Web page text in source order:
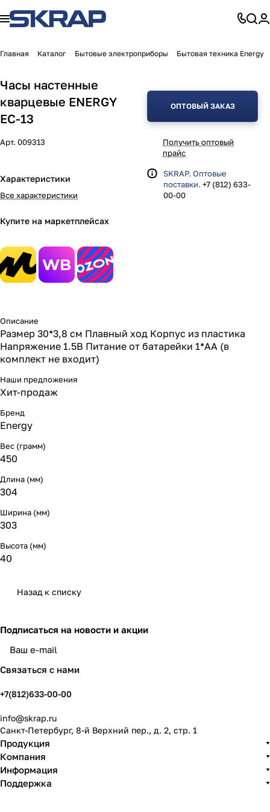
Главная Каталог Бытовые электроприборы Бытовая техника Energy
Часы настенные
кварцевые ENERGY
ЕС-13
Арт. 009313
Характеристики
Все характеристики
Купите на маркетплейсах
ОПТОВЫЙ ЗАКАЗ
Получить оптовый
прайс
SKRAP. Оптовые
поставки. +7 (812) 633-
00-00
Описание
Размер 30*3,8 см Плавный ход Корпус из пластика
Напряжение 1.5В Питание от батарейки 1*АА (в
комплект не входит)
Наши предложения
Хит-продаж
Бренд
Energy
Вес (грамм)
450
Длина (мм)
304
Ширина (мм)
303
Высота (мм)
40
Назад к списку
Подписаться на новости и акции
Связаться с нами
+7(812)633-00-00
info@skrap.ru
Санкт-Петербург, 8-й Верхний пер., д. 2, стр. 1
Продукция
Компания
Информация
Поддержка